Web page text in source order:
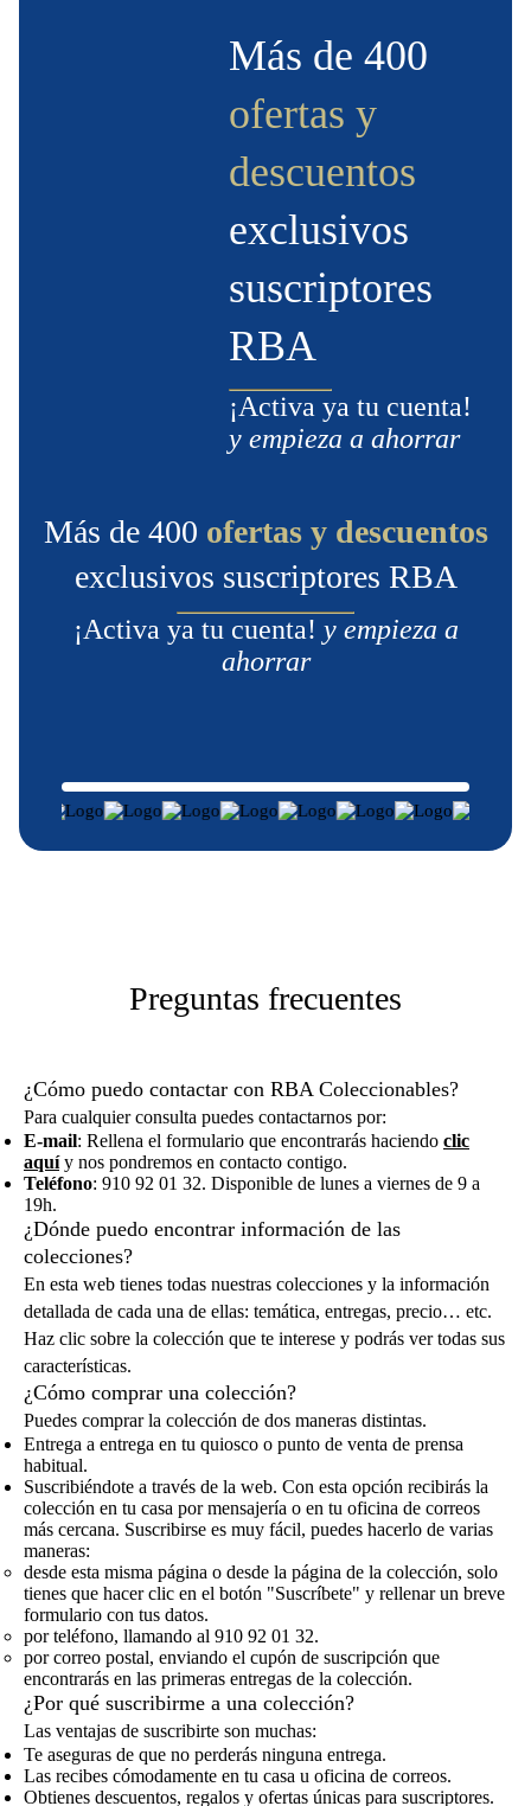
Más de 400
ofertas y
descuentos
exclusivos
suscriptores
RBA
¡Activa ya tu cuenta!
y empieza a ahorrar
Más de 400 ofertas y descuentos
exclusivos suscriptores RBA
¡Activa ya tu cuenta! y empieza a
ahorrar
Preguntas frecuentes
¿Cómo puedo contactar con RBA Coleccionables?
Para cualquier consulta puedes contactarnos por:
E-mail: Rellena el formulario que encontrarás haciendo clic
aquí y nos pondremos en contacto contigo.
Teléfono: 910 92 01 32. Disponible de lunes a viernes de 9 a
19h.
¿Dónde puedo encontrar información de las
colecciones?
En esta web tienes todas nuestras colecciones y la información
detallada de cada una de ellas: temática, entregas, precio… etc.
Haz clic sobre la colección que te interese y podrás ver todas sus
características.
¿Cómo comprar una colección?
Puedes comprar la colección de dos maneras distintas.
Entrega a entrega en tu quiosco o punto de venta de prensa
habitual.
Suscribiéndote a través de la web. Con esta opción recibirás la
colección en tu casa por mensajería o en tu oficina de correos
más cercana. Suscribirse es muy fácil, puedes hacerlo de varias
maneras:
desde esta misma página o desde la página de la colección, solo
tienes que hacer clic en el botón "Suscríbete" y rellenar un breve
formulario con tus datos.
por teléfono, llamando al 910 92 01 32.
por correo postal, enviando el cupón de suscripción que
encontrarás en las primeras entregas de la colección.
¿Por qué suscribirme a una colección?
Las ventajas de suscribirte son muchas:
Te aseguras de que no perderás ninguna entrega.
Las recibes cómodamente en tu casa u oficina de correos.
Obtienes descuentos, regalos y ofertas únicas para suscriptores.